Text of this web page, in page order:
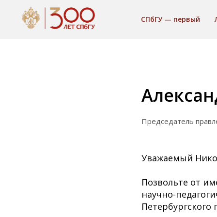
СПбГУ — первый
Председатель
Уважаемый
Позвольте от
научно-